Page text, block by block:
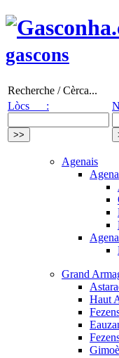
gascons
Recherche / Cèrca...
Lòcs :
Agenais
Grand
Haut